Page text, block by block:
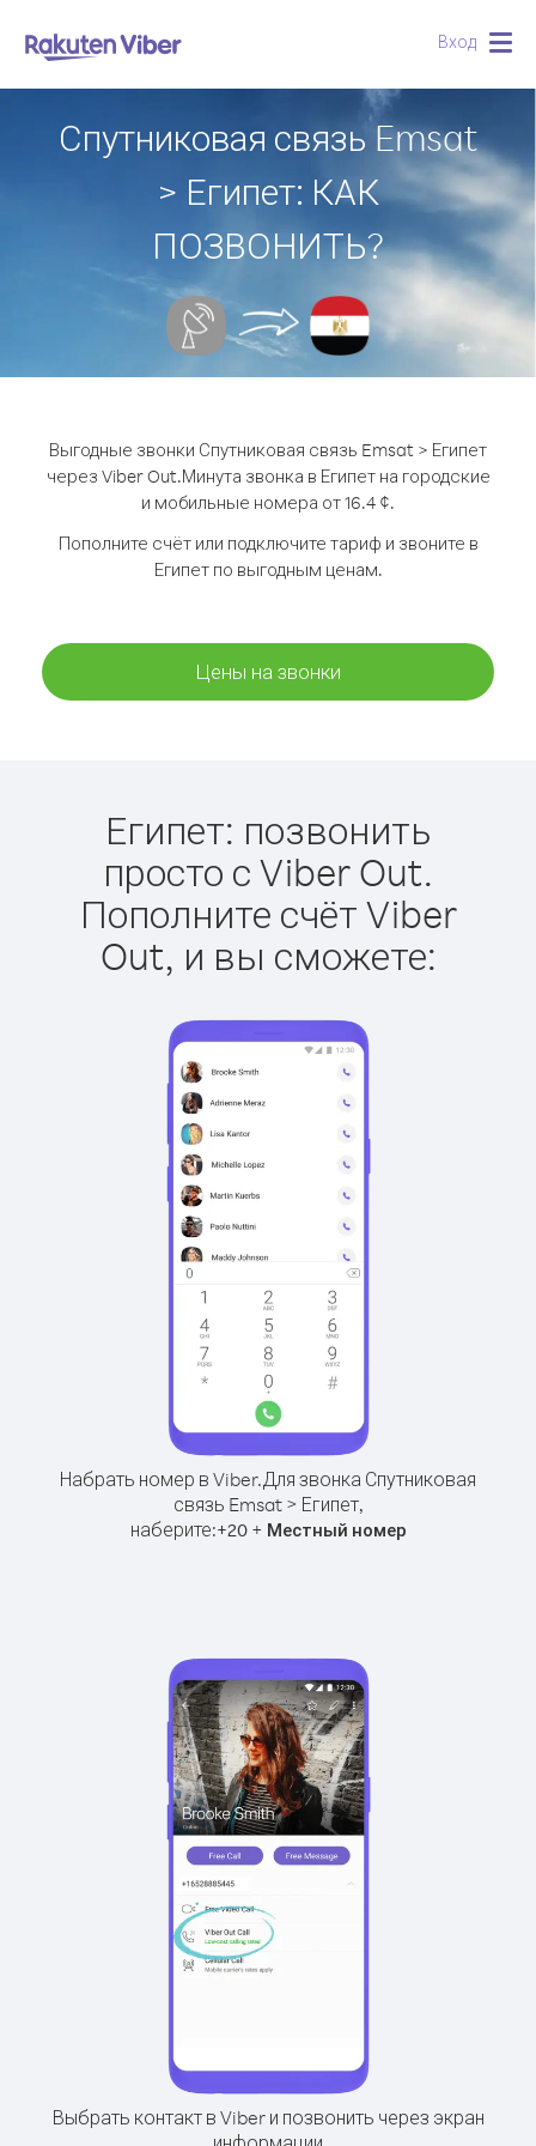
Вход
Спутниковая связь Emsat
> Египет: КАК
ПОЗВОНИТЬ?
Выгодные звонки Спутниковая связь Emsat > Египет
через Viber Out.Минута звонка в Египет на городские
и мобильные номера от 16.4 ¢.
Пополните счёт или подключите тариф и звоните в
Египет по выгодным ценам.
Цены на звонки
Египет: позвонить
просто с Viber Out.
Пополните счёт Viber
Out, и вы сможете:
Набрать номер в Viber.Для звонка Спутниковая
связь Emsat > Египет,
наберите:+20+ Местный номер
Выбрать контакт в Viber и позвонить через экран